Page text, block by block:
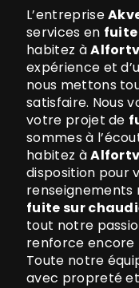
L’entreprise
services en fuite
habitez à
expérience et
nous mettons
satisfaire. Nous
votre projet de
sommes à
habitez à
disposition pour
renseignements
fuite sur
tout notre
renforce encore
Toute notre
avec propreté